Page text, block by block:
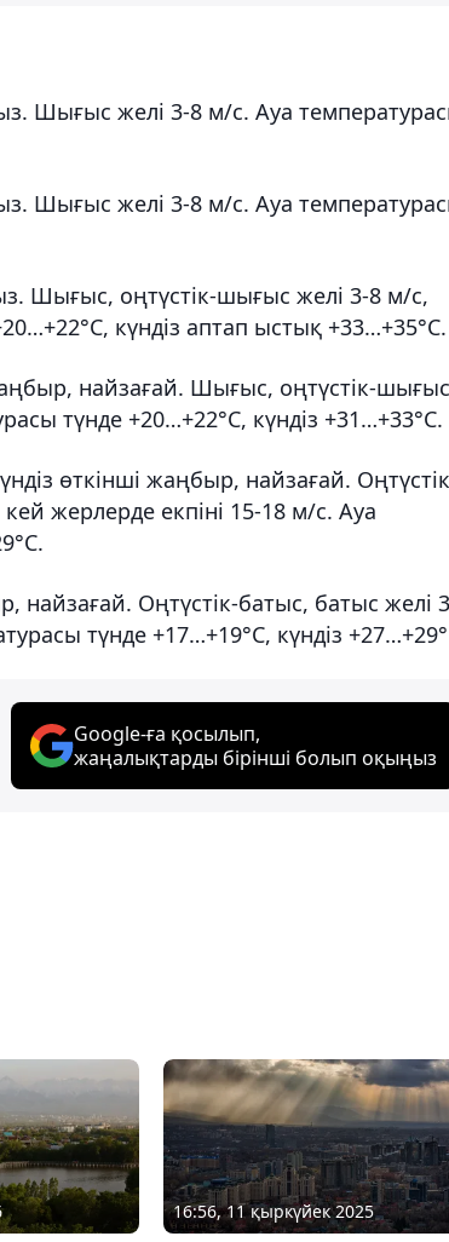
Шығыс желі 3-8 м/с. Ауа
Шығыс желі 3-8 м/с. Ауа
Шығыс, оңтүстік-шығыс желі 3-8 м/с,
күндіз аптап ыстық +33…+35°С.
найзағай. Шығыс, оңтүстік-шығыс
түнде +20…+22°С, күндіз +31…+33°С.
өткінші жаңбыр, найзағай.
жерлерде екпіні 15-18 м/с. Ауа
Оңтүстік-батыс, батыс желі
түнде +17…+19°С, күндіз
Google-ға қосылып,
жаңалықтарды бірінші болып оқыңыз
16:56, 11 қыркүйек 2025